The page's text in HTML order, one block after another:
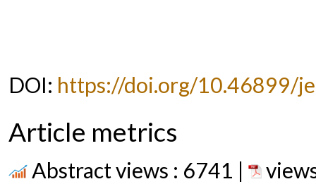
DOI: https://doi.org/10.46899/
Article metrics
Abstract views : 6741 |